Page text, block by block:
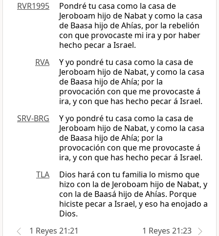
RVR1995
Pondré tu casa como la casa de
Jeroboam hijo de Nabat y como la casa
de Baasa hijo de Ahías, por la rebelión
con que provocaste mi ira y por haber
hecho pecar a Israel.
RVA
Y yo pondré tu casa como la casa de
Jeroboam hijo de Nabat, y como la casa
de Baasa hijo de Ahía; por la
provocación con que me provocaste á
ira, y con que has hecho pecar á Israel.
SRV-BRG
Y yo pondré tu casa como la casa de
Jeroboam hijo de Nabat, y como la casa
de Baasa hijo de Ahía; por la
provocación con que me provocaste á
ira, y con que has hecho pecar á Israel.
TLA
Dios hará con tu familia lo mismo que
hizo con la de Jeroboam hijo de Nabat, y
con la de Baasá hijo de Ahías. Porque
hiciste pecar a Israel, y eso ha enojado a
Dios.
1 Reyes 21:21
1 Reyes 21:23